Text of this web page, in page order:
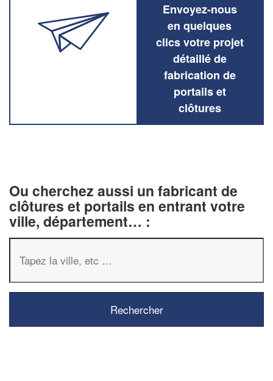
Envoyez-nous
en quelques
clics votre projet
détaillé de
fabrication de
portails et
clôtures
Ou cherchez aussi un fabricant de
clôtures et portails en entrant votre
ville, département… :